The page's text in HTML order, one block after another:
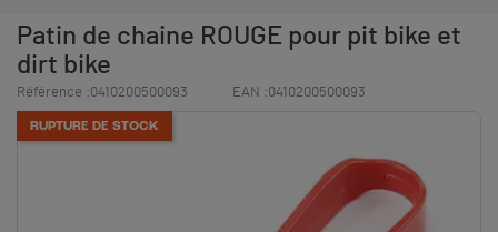
Patin de chaine ROUGE pour pit bike et
dirt bike
Référence :0410200500093 EAN :0410200500093
RUPTURE DE STOCK